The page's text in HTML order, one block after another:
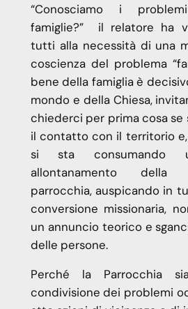
“Conosciamo i
famiglie?” il relatore ha
tutti alla necessità di una
coscienza del problema
bene della famiglia è
mondo e della Chiesa,
chiederci per prima cosa
il contatto con il territorio
si sta consumando
allontanamento
parrocchia, auspicando in
conversione missionaria,
un annuncio teorico e
delle persone.
Perché la Parrocchia
condivisione dei problemi